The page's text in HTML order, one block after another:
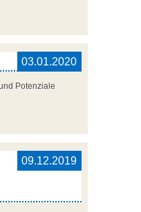
03.01.2020
Potenziale
09.12.2019